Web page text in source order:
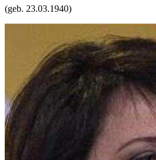
(geb. 23.03.1940)